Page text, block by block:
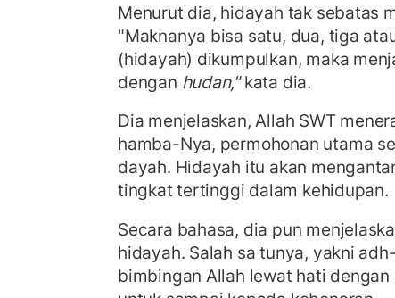
Menurut dia, hidayah tak sebatas
"Maknanya bisa satu, dua, tiga
(hidayah) dikumpulkan, maka
dengan hudan,"kata dia.
Dia menjelaskan, Allah SWT
hamba-Nya, permohonan utama
dayah. Hidayah itu akan
tingkat tertinggi dalam kehidupan.
Secara bahasa, dia pun
hidayah. Salah sa tunya, yakni
bimbingan Allah lewat hati